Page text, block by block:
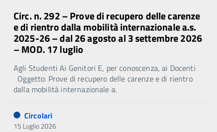
Circ. n. 292 – Prove di recupero delle carenze
e di rientro dalla mobilità internazionale a.s.
2025-26 – dal 26 agosto al 3 settembre 2026
– MOD. 17 luglio
Agli Studenti Ai Genitori E, per conoscenza, ai Docenti
Oggetto: Prove di recupero delle carenze e di rientro
dalla mobilità internazionale a.
Circolari
15 Luglio 2026